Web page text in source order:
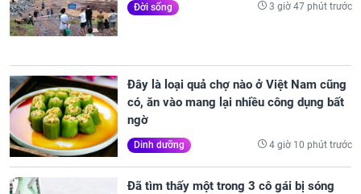
Đời sống 3 giờ 47 phút trước
Đây là loại quả chợ nào ở Việt Nam cũng
có, ăn vào mang lại nhiều công dụng bất
ngờ
Dinh dưỡng 4 giờ 10 phút trước
Đã tìm thấy một trong 3 cô gái bị sóng